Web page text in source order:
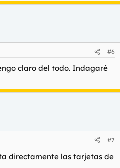
#6
claro del todo. Indagaré
#7
directamente las tarjetas de